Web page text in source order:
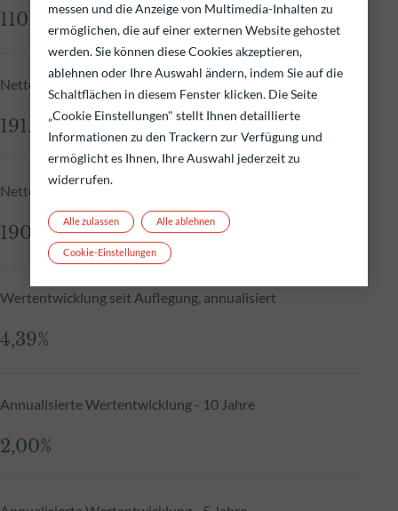
110,70 Mio.€
Nettoinventarwert zum 04.08.2026
191.552,11 €
Nettoinventarwert N-1
190.331,83 €
Wertentwicklung seit Auflegung, annualisiert
4,39%
Annualisierte Wertentwicklung - 10 Jahre
2,00%
messen und die Anzeige von Multimedia-Inhalten zu
ermöglichen, die auf einer externen Website gehostet
werden. Sie können diese Cookies akzeptieren,
ablehnen oder Ihre Auswahl ändern, indem Sie auf die
Schaltflächen in diesem Fenster klicken. Die Seite
„Cookie Einstellungen" stellt Ihnen detaillierte
Informationen zu den Trackern zur Verfügung und
ermöglicht es Ihnen, Ihre Auswahl jederzeit zu
widerrufen.
Alle ablehnen
Alle zulassen
Cookie-Einstellungen